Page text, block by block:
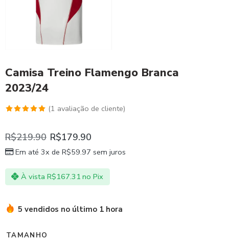
Camisa Treino Flamengo Branca
2023/24
como 5.00
de 5, com
baseado
em
avaliação
(1 avaliação de cliente)
R$219.90 R$179.90
Em até 3x de R$59.97 sem juros
À vista R$167.31 no Pix
5 vendidos no último 1 hora
TAMANHO